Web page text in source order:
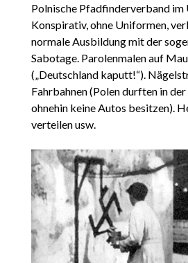
Polnische Pfadfinderverband im
Konspirativ, ohne Uniformen,
normale Ausbildung mit der
Sabotage. Parolenmalen auf
(„Deutschland kaputt!“).
Fahrbahnen (Polen durften in
ohnehin keine Autos besitzen).
verteilen usw.